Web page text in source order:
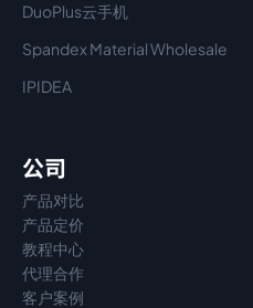
DuoPlus云手机
Spandex Material Wholesale​
IPIDEA
公司
产品对比
产品定价
教程中心
代理合作
客户案例